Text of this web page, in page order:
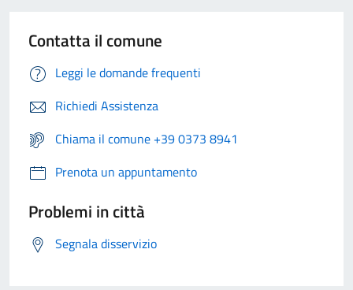
Contatta il comune
Leggi le domande frequenti
Richiedi Assistenza
Chiama il comune +39 0373 8941
Prenota un appuntamento
Problemi in città
Segnala disservizio